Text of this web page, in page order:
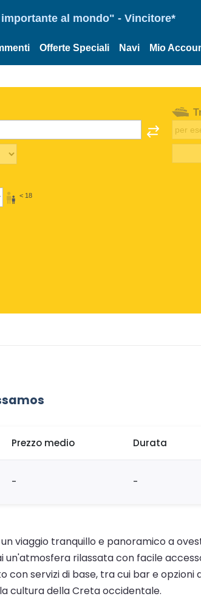
al mondo" - Vincitore*
Offerte Speciali Navi Mio
< 18
Prezzo medio Durata
- -
viaggio tranquillo e panoramico a
un'atmosfera rilassata con facile
servizi di base, tra cui bar e
cultura della Creta occidentale.